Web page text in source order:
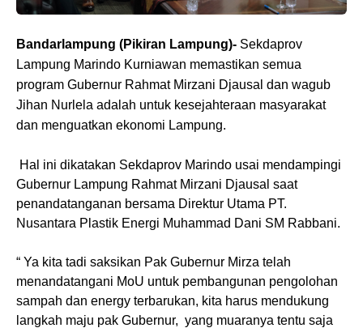
Bandarlampung (Pikiran Lampung)- Sekdaprov
Lampung Marindo Kurniawan memastikan semua
program Gubernur Rahmat Mirzani Djausal dan wagub
Jihan Nurlela adalah untuk kesejahteraan masyarakat
dan menguatkan ekonomi Lampung.
Hal ini dikatakan Sekdaprov Marindo usai mendampingi
Gubernur Lampung Rahmat Mirzani Djausal saat
penandatanganan bersama Direktur Utama PT.
Nusantara Plastik Energi Muhammad Dani SM Rabbani.
“ Ya kita tadi saksikan Pak Gubernur Mirza telah
menandatangani MoU untuk pembangunan pengolohan
sampah dan energy terbarukan, kita harus mendukung
langkah maju pak Gubernur, yang muaranya tentu saja